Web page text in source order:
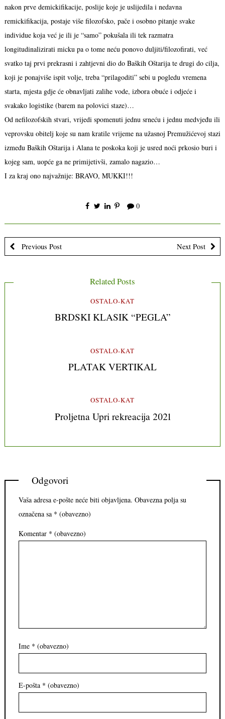
nakon prve demickifikacije, poslije koje je uslijedila i nedavna
remickifikacija, postaje više filozofsko, pače i osobno pitanje svake
individue koja već je ili je “samo” pokušala ili tek razmatra
longitudinalizirati micku pa o tome neću ponovo duljiti/filozofirati, već
svatko taj prvi prekrasni i zahtjevni dio do Baških Oštarija te drugi do cilja,
koji je ponajviše ispit volje, treba “prilagoditi” sebi u pogledu vremena
starta, mjesta gdje će obnavljati zalihe vode, izbora obuće i odjeće i
svakako logistike (barem na polovici staze)…
Od nefilozofskih stvari, vrijedi spomenuti jednu srneću i jednu medvjeđu ili
veprovsku obitelj koje su nam kratile vrijeme na užasnoj Premužićevoj stazi
između Baških Oštarija i Alana te poskoka koji je usred noći prkosio buri i
kojeg sam, uopće ga ne primijetivši, zamalo nagazio…
I za kraj ono najvažnije: BRAVO, MUKKI!!!
0
Previous Post Next Post
Related Posts
OSTALO-KAT
BRDSKI KLASIK “PEGLA”
OSTALO-KAT
PLATAK VERTIKAL
OSTALO-KAT
Proljetna Upri rekreacija 2021
Odgovori
Vaša adresa e-pošte neće biti objavljena. Obavezna polja su
označena sa * (obavezno)
Komentar * (obavezno)
Ime * (obavezno)
E-pošta * (obavezno)